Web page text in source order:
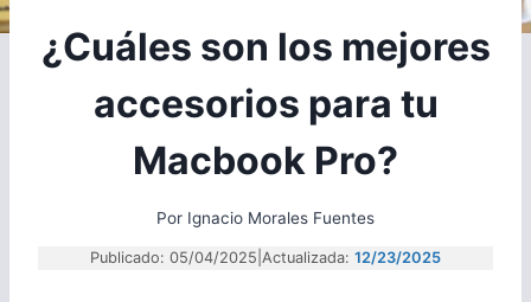
¿Cuáles son los mejores
accesorios para tu
Macbook Pro?
Por Ignacio Morales Fuentes
Publicado: 05/04/2025 Actualizada: 12/23/2025